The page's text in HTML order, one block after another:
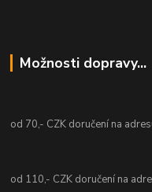
Možnosti dopravy...
od 70,- CZK doručení na
od 110,- CZK doručení na